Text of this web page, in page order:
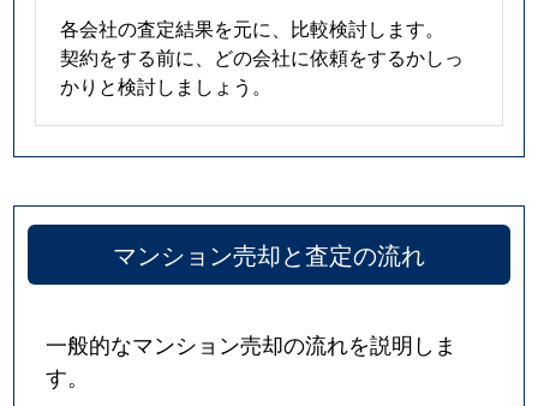
各会社の査定結果を元に、比較検討します。
契約をする前に、どの会社に依頼をするかしっ
かりと検討しましょう。
マンション売却と査定の流れ
一般的なマンション売却の流れを説明しま
す。